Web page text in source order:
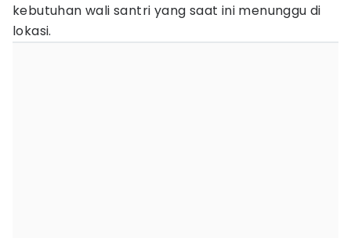
kebutuhan wali santri yang saat ini menunggu di
lokasi.